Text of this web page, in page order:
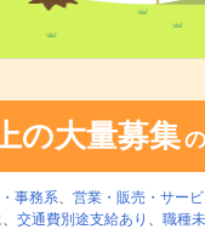
の大量募集
事務系、 営業・販売・サー
交通費別途支給あり 、 職種